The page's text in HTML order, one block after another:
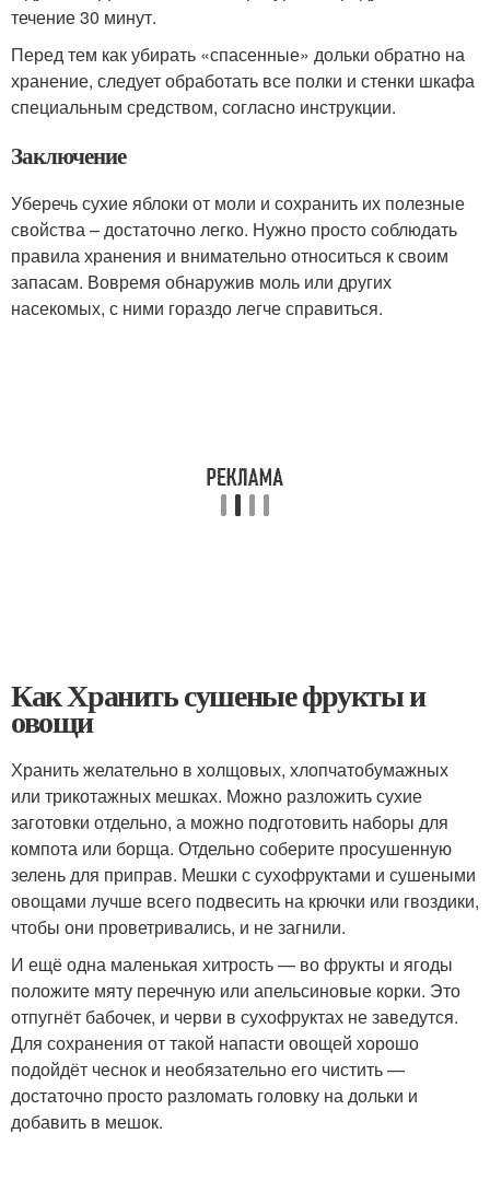
течение 30 минут.
Перед тем как убирать «спасенные» дольки обратно на
хранение, следует обработать все полки и стенки шкафа
специальным средством, согласно инструкции.
Заключение
Уберечь сухие яблоки от моли и сохранить их полезные
свойства – достаточно легко. Нужно просто соблюдать
правила хранения и внимательно относиться к своим
запасам. Вовремя обнаружив моль или других
насекомых, с ними гораздо легче справиться.
Как Хранить сушеные фрукты и
овощи
Хранить желательно в холщовых, хлопчатобумажных
или трикотажных мешках. Можно разложить сухие
заготовки отдельно, а можно подготовить наборы для
компота или борща. Отдельно соберите просушенную
зелень для приправ. Мешки с сухофруктами и сушеными
овощами лучше всего подвесить на крючки или гвоздики,
чтобы они проветривались, и не загнили.
И ещё одна маленькая хитрость — во фрукты и ягоды
положите мяту перечную или апельсиновые корки. Это
отпугнёт бабочек, и черви в сухофруктах не заведутся.
Для сохранения от такой напасти овощей хорошо
подойдёт чеснок и необязательно его чистить —
достаточно просто разломать головку на дольки и
добавить в мешок.